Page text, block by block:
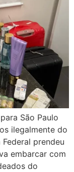
São Paulo
ilegalmente do
prendeu
embarcar com
do